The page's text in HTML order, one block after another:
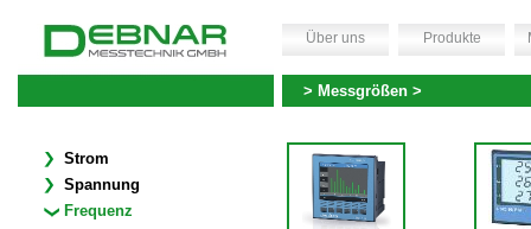
> Messgrößen >
Über uns Produkte
Strom
Spannung
Frequenz